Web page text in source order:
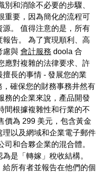
和消除不必要的步驟、
重要，因為簡化的流程可
源。 值得注意的是，所有
告。 為了實現順利、高
慮與 會計服務 doola 合
應對複雜的法律要求、許
長的事情 - 發展您的業
確保您的財務事務井然有
務的企業來說，產品開發
間根據複雜性和行業的不
價為 299 美元，包含黃金
以及網域和企業電子郵件
和合夥企業的混合體。
是「轉嫁」稅收結構。
所有者並報告在他們的個